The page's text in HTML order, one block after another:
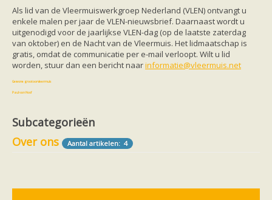
Soorten
Baardvleermuis
Bechsteins vleermuis
Bosvleermuis
Brandt's vleermuis
Bruine of gewone grootoorvleermuis
Ingekorven vleermuis
Laatvlieger
Rosse vleermuis
Gewone grootoorvleermuis
Paul van Hoof
Als lid van de Vleermuiswerkgroep Nederland (VLEN) ontvangt u
enkele malen per jaar de VLEN-nieuwsbrief. Daarnaast wordt u
uitgenodigd voor de jaarlijkse VLEN-dag (op de laatste zaterdag
van oktober) en de Nacht van de Vleermuis. Het lidmaatschap is
gratis, omdat de communicatie per e-mail verloopt. Wilt u lid
worden, stuur dan een bericht naarinformatie@vleermuis.net
Subcategorieën
Over ons
Aantal artikelen: 4